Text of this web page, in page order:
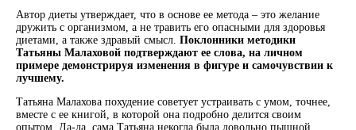
Автор диеты утверждает, что в основе ее метода – это желание
дружить с организмом, а не травить его опасными для здоровья
диетами, а также здравый смысл. Поклонники методики
Татьяны Малаховой подтверждают ее слова, на личном
примере демонстрируя изменения в фигуре и самочувствии к
лучшему.
Татьяна Малахова похудение советует устраивать с умом, точнее,
вместе с ее книгой, в которой она подробно делится своим
опытом. Да-да, сама Татьяна некогда была довольно пышной